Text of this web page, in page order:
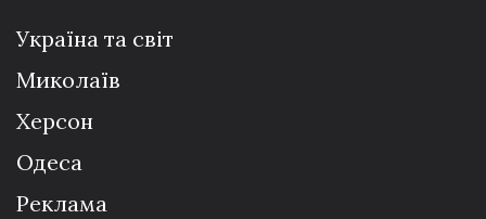
Україна та світ
Миколаїв
Херсон
Одеса
Реклама